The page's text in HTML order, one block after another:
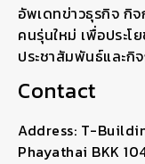
อัพเดทข่าวธุรกิจ กิ
คนรุ่นใหม่ เพื่อประ
ประชาสัมพันธ์และกิ
Contact
Address: T-
Phayathai BKK